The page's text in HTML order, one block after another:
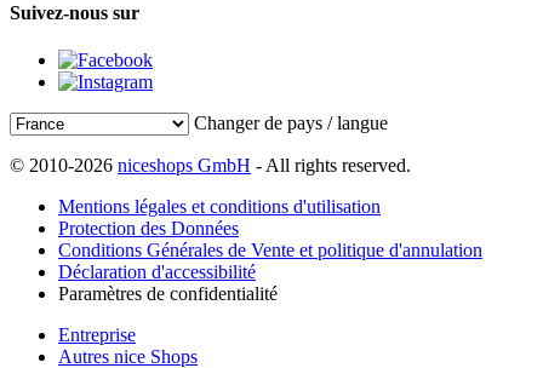
Suivez-nous sur
Changer de pays / langue
© 2010-2026 niceshops GmbH - All rights reserved.
Mentions légales et conditions d'utilisation
Protection des Données
Conditions Générales de Vente et politique d'annulation
Déclaration d'accessibilité
Paramètres de confidentialité
Entreprise
Autres nice Shops